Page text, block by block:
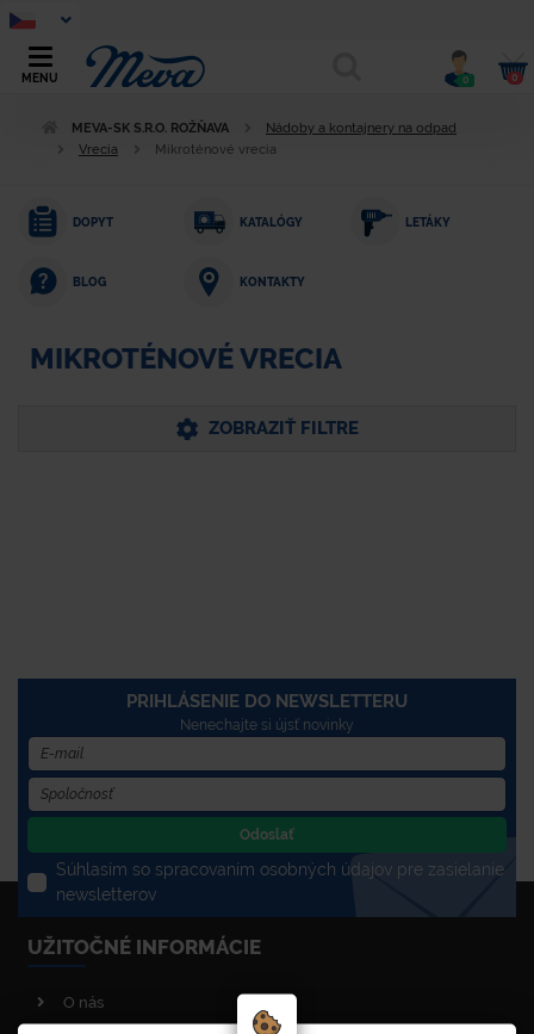
MENU 0 0
MEVA-SK S.R.O. ROŽŇAVA
Nádoby a kontajnery na odpad
Vrecia
Mikroténové vrecia
DOPYT KATALÓGY LETÁKY
BLOG KONTAKTY
MIKROTÉNOVÉ VRECIA
ZOBRAZIŤ FILTRE
PRIHLÁSENIE DO NEWSLETTERU
Nenechajte si újsť novinky
Odoslať
Súhlasím so spracovaním osobných údajov pre zasielanie
newsletterov
UŽITOČNÉ INFORMÁCIE
O nás